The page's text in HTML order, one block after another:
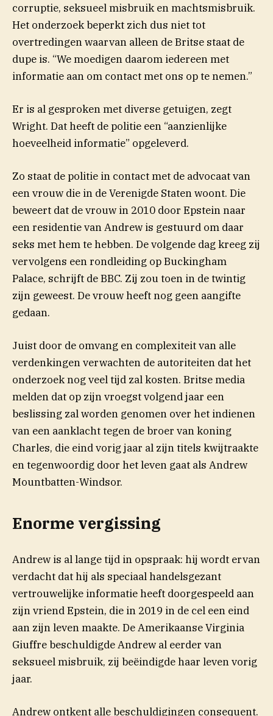
corruptie, seksueel misbruik en machtsmisbruik.
Het onderzoek beperkt zich dus niet tot
overtredingen waarvan alleen de Britse staat de
dupe is. “We moedigen daarom iedereen met
informatie aan om contact met ons op te nemen.”
Er is al gesproken met diverse getuigen, zegt(opent
Wright. Dat heeft de politie een “aanzienlijke
hoeveelheid informatie” opgeleverd.
Zo staat de politie in contact met de advocaat van
een vrouw die in de Verenigde Staten woont. Die
beweert dat de vrouw in 2010 door Epstein naar
een residentie van Andrew is gestuurd om daar
seks met hem te hebben. De volgende dag kreeg zij
vervolgens een rondleiding op Buckingham
Palace, schrijft(opent in nieuw venster)
de BBC. Zij zou toen in de twintig
zijn geweest. De vrouw heeft nog geen aangifte
gedaan.
Juist door de omvang en complexiteit van alle
verdenkingen verwachten de autoriteiten dat het
onderzoek nog veel tijd zal kosten. Britse media
melden dat op zijn vroegst volgend jaar een
beslissing zal worden genomen over het indienen
van een aanklacht tegen de broer van koning
Charles, die eind vorig jaar al zijn titels kwijtraakte
en tegenwoordig door het leven gaat als Andrew
Mountbatten-Windsor.
Enorme vergissing
Andrew is al lange tijd in opspraak: hij wordt ervan
verdacht dat hij als speciaal handelsgezant
vertrouwelijke informatie heeft doorgespeeld aan
zijn vriend Epstein, die in 2019 in de cel een eind
aan zijn leven maakte. De Amerikaanse Virginia
Giuffre beschuldigde Andrew al eerder van
seksueel misbruik, zij beëindigde haar leven vorig
jaar.
Andrew ontkent alle beschuldigingen consequent.